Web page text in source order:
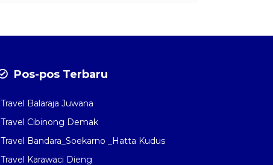
Pos-pos Terbaru
Travel Balaraja Juwana
Travel Cibinong Demak
Travel Bandara_Soekarno _Hatta Kudus
Travel Karawaci Dieng